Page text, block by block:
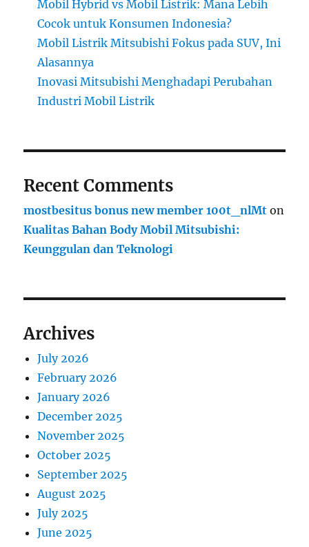
Mobil Hybrid vs Mobil Listrik: Mana Lebih
Cocok untuk Konsumen Indonesia?
Mobil Listrik Mitsubishi Fokus pada SUV, Ini
Alasannya
Inovasi Mitsubishi Menghadapi Perubahan
Industri Mobil Listrik
Recent Comments
mostbesitus bonus new member 100t_nlMt on
Kualitas Bahan Body Mobil Mitsubishi:
Keunggulan dan Teknologi
Archives
July 2026
February 2026
January 2026
December 2025
November 2025
October 2025
September 2025
August 2025
July 2025
June 2025